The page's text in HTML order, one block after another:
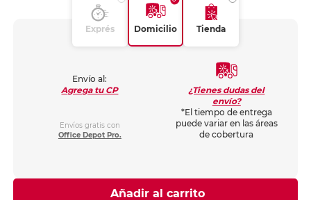
Exprés Domicilio Tienda
Envío al:
Agrega tu CP
Envíos gratis con
Office Depot Pro.
¿Tienes dudas del
envío?
*El tiempo de entrega
puede variar en las áreas
de cobertura
Añadir al carrito